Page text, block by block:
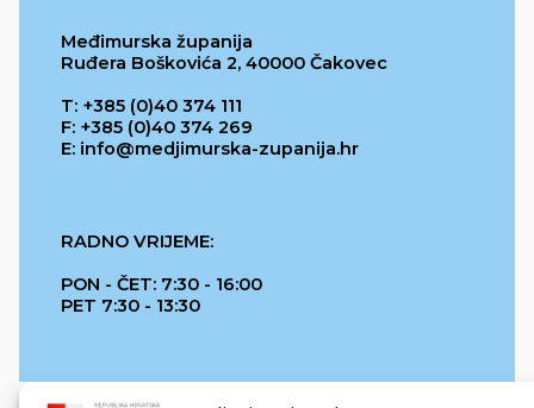
Međimurska županija
Ruđera Boškovića 2, 40000 Čakovec
T: +385 (0)40 374 111
F: +385 (0)40 374 269
E: info@medjimurska-zupanija.hr
RADNO VRIJEME:
PON - ČET: 7:30 - 16:00
PET 7:30 - 13:30